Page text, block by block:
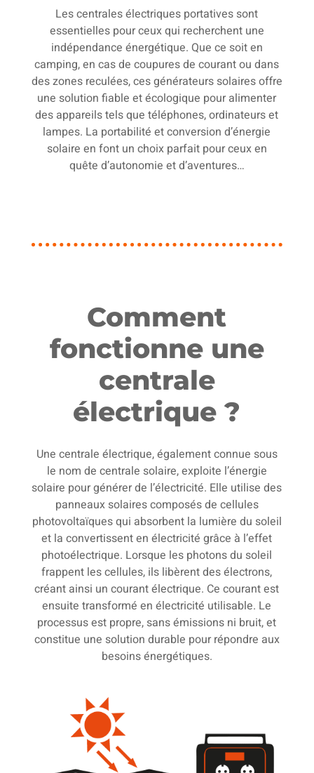
Les centrales électriques portatives sont
essentielles pour ceux qui recherchent une
indépendance énergétique. Que ce soit en
camping, en cas de coupures de courant ou dans
des zones reculées, ces générateurs solaires offre
une solution fiable et écologique pour alimenter
des appareils tels que téléphones, ordinateurs et
lampes. La portabilité et conversion d’énergie
solaire en font un choix parfait pour ceux en
quête d’autonomie et d’aventures…
Comment
fonctionne une
centrale
électrique ?
Une centrale électrique, également connue sous
le nom de centrale solaire, exploite l’énergie
solaire pour générer de l’électricité. Elle utilise des
panneaux solaires composés de cellules
photovoltaïques qui absorbent la lumière du soleil
et la convertissent en électricité grâce à l’effet
photoélectrique. Lorsque les photons du soleil
frappent les cellules, ils libèrent des électrons,
créant ainsi un courant électrique. Ce courant est
ensuite transformé en électricité utilisable. Le
processus est propre, sans émissions ni bruit, et
constitue une solution durable pour répondre aux
besoins énergétiques.